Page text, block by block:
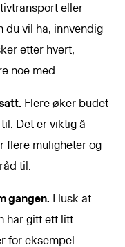
eller
du vil ha, innvendig
etter hvert,
noe med.
Flere øker budet
Det er viktig å
flere muligheter og
til.
gangen. Husk at
har gitt ett litt
for eksempel